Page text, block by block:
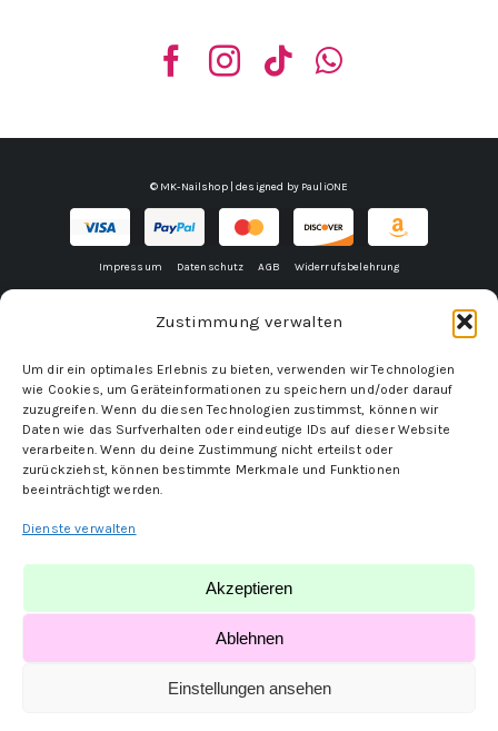
Zustimmung verwalten
Um dir ein optimales Erlebnis zu bieten, verwenden wir Technologien
wie Cookies, um Geräteinformationen zu speichern und/oder darauf
zuzugreifen. Wenn du diesen Technologien zustimmst, können wir
Daten wie das Surfverhalten oder eindeutige IDs auf dieser Website
verarbeiten. Wenn du deine Zustimmung nicht erteilst oder
zurückziehst, können bestimmte Merkmale und Funktionen
beeinträchtigt werden.
Dienste verwalten
Akzeptieren
Ablehnen
Einstellungen ansehen
© MK-Nailshop | designed by PauliONE
Impressum Datenschutz AGB Widerrufsbelehrung